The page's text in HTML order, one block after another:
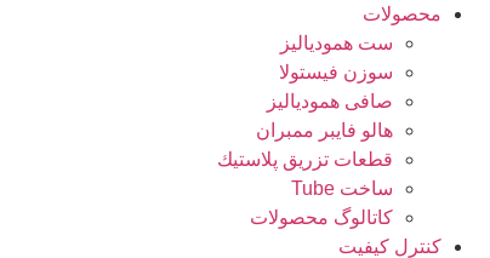
محصولات
ست همودیالیز
سوزن فیستولا
صافی همودیالیز
هالو فایبر ممبران
قطعات تزريق پلاستيك
ساخت Tube
کاتالوگ محصولات
کنترل کیفیت